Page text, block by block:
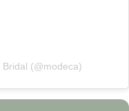
(@modeca)